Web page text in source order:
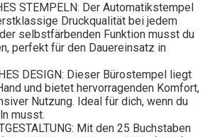
STEMPELN: Der Automatikstempel
Druckqualität bei jedem
selbstfärbenden Funktion musst du
perfekt für den Dauereinsatz in
DESIGN: Dieser Bürostempel liegt
und bietet hervorragenden Komfort,
Nutzung. Ideal für dich, wenn du
musst.
Mit den 25 Buchstaben